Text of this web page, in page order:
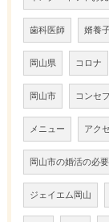
歯科医師 婿養
岡山県 コロナ
岡山市 コンセ
メニュー アク
岡山市の婚活の必
ジェイエム岡山